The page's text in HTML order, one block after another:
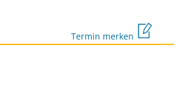
Termin merken